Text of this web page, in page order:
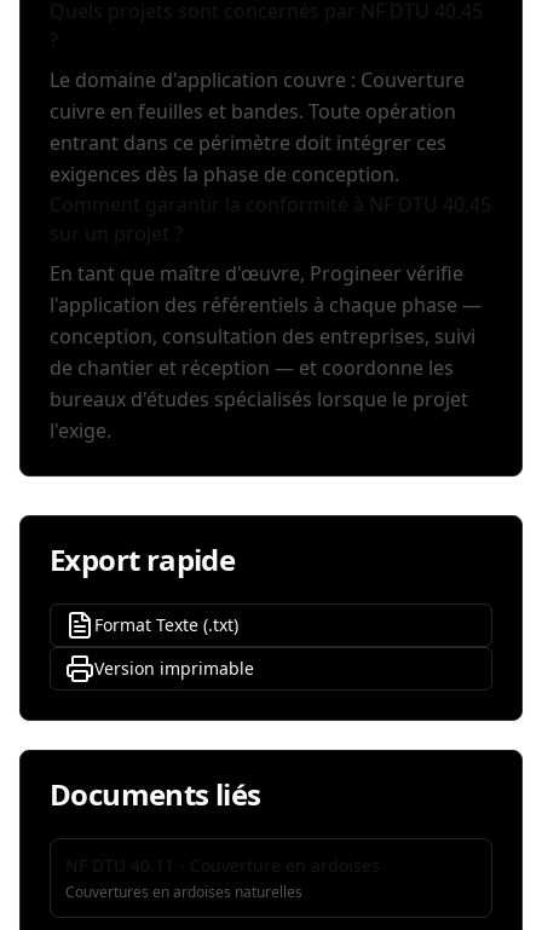
Le domaine d'application couvre : Couverture
cuivre en feuilles et bandes. Toute opération
entrant dans ce périmètre doit intégrer ces
exigences dès la phase de conception.
En tant que maître d'œuvre, Progineer vérifie
l'application des référentiels à chaque phase —
conception, consultation des entreprises, suivi
de chantier et réception — et coordonne les
bureaux d'études spécialisés lorsque le projet
l'exige.
Export rapide
Format Texte (.txt)
Version imprimable
Documents liés
Couvertures en ardoises naturelles